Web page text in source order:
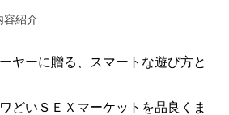
容紹介
ヤーに贈る、スマートな遊び方と
どいＳＥＸマーケットを品良くま